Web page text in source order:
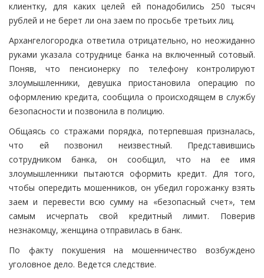
клиентку, для каких целей ей понадобились 250 тысяч
рублей и не берет ли она заем по просьбе третьих лиц.
Архангелогородка ответила отрицательно, но неожиданно
руками указала сотруднице банка на включенный сотовый.
Поняв, что пенсионерку по телефону контролируют
злоумышленники, девушка приостановила операцию по
оформлению кредита, сообщила о происходящем в службу
безопасности и позвонила в полицию.
Общаясь со стражами порядка, потерпевшая призналась,
что ей позвонил неизвестный. Представившись
сотрудником банка, он сообщил, что на ее имя
злоумышленники пытаются оформить кредит. Для того,
чтобы опередить мошенников, он убедил горожанку взять
заем и перевести всю сумму на «безопасный счет», тем
самым исчерпать свой кредитный лимит. Поверив
незнакомцу, женщина отправилась в банк.
По факту покушения на мошенничество возбуждено
уголовное дело. Ведется следствие.